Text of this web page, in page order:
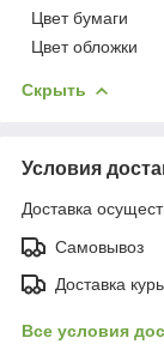
Цвет бумаги
Цвет обложки
Скрыть
Условия
Доставка
Самовывоз
Доставка
Все условия